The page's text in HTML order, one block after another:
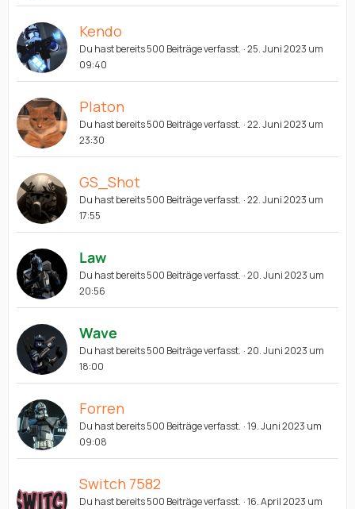
Kendo
Du hast bereits 500 Beiträge verfasst. 25. Juni 2023 um
09:40
Platon
Du hast bereits 500 Beiträge verfasst. 22. Juni 2023 um
23:30
GS_Shot
Du hast bereits 500 Beiträge verfasst. 22. Juni 2023 um
17:55
Law
Du hast bereits 500 Beiträge verfasst. 20. Juni 2023 um
20:56
Wave
Du hast bereits 500 Beiträge verfasst. 20. Juni 2023 um
18:00
Forren
Du hast bereits 500 Beiträge verfasst. 19. Juni 2023 um
09:08
Switch 7582
Du hast bereits 500 Beiträge verfasst. 16. April 2023 um